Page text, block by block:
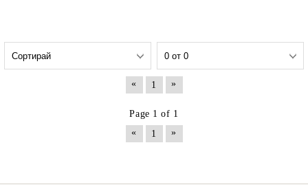
« 1 »
Page 1 of 1
«
1 »